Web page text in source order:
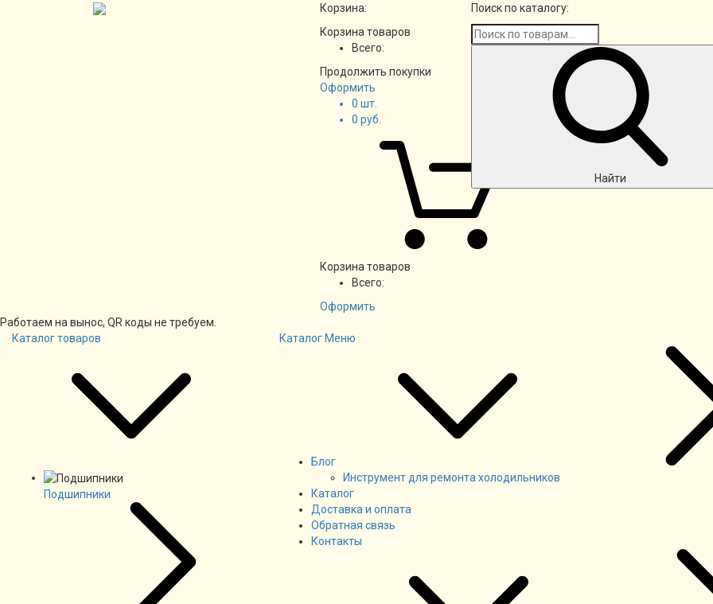
Корзина:
Корзина товаров
Всего:
Продолжить покупки
Оформить
0 шт.
0 руб.
Корзина товаров
Всего:
Оформить
Поиск по каталогу:
Найти
Работаем на вынос, QR коды не требуем.
Каталог товаров
Подшипники
Каталог Меню
Блог
Инструмент для ремонта холодильников
Каталог
Доставка и оплата
Обратная связь
Контакты